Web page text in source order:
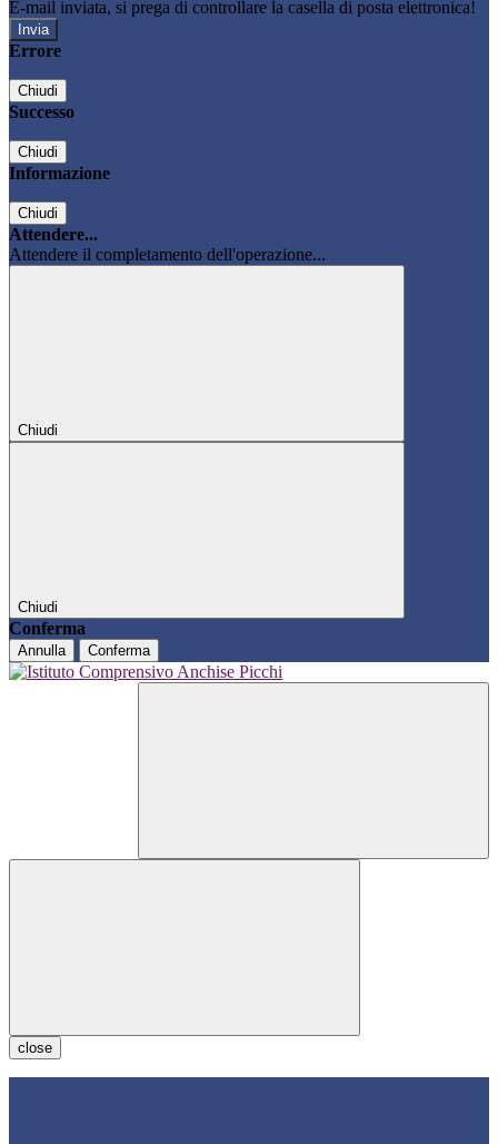
E-mail inviata, si prega di controllare la casella di posta elettronica!
Errore
Chiudi
Successo
Chiudi
Informazione
Chiudi
Attendere...
Attendere il completamento dell'operazione...
Chiudi
Chiudi
Conferma
Annulla Conferma
close